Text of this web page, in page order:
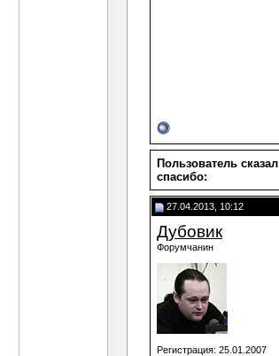
Пользователь сказал
cпасибо:
27.04.2013, 10:12
Дубовик
Форумчанин
Регистрация: 25.01.2007